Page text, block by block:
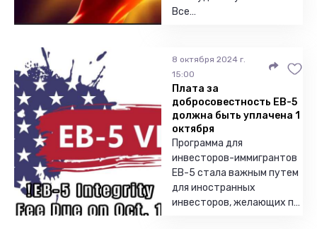
Все…
8 октября 2024 г.
15:00
Плата за
добросовестность EB-5
должна быть уплачена 1
октября
Программа для
инвесторов-иммигрантов
EB-5 стала важным путем
для иностранных
инвесторов, желающих п…